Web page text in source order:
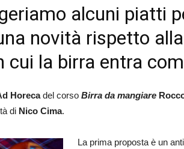
alcuni piatti
novità rispetto
cui la birra entra
Horecadel corso Birra da mangiare
di Nico Cima.
La prima proposta è un